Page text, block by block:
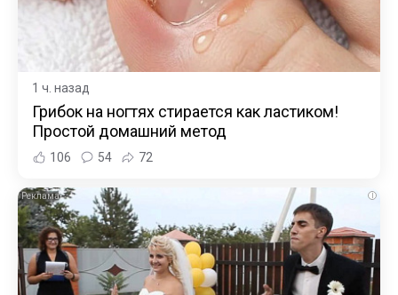
1 ч. назад
Грибок на ногтях стирается как ластиком!
Простой домашний метод
106 54 72
i